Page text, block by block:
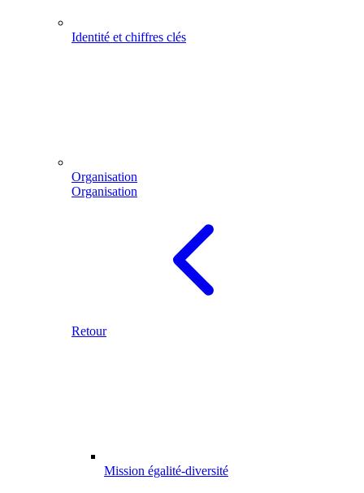
Identité et chiffres clés
Organisation
Organisation
Retour
Mission égalité-diversité